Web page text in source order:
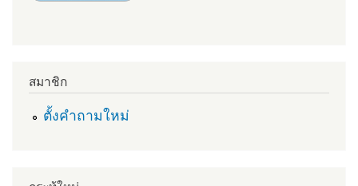
สมาชิก
ตั้งคำถามใหม่